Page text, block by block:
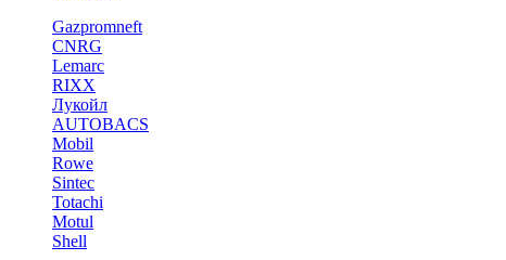
Gazpromneft
CNRG
Lemarc
RIXX
Лукойл
AUTOBACS
Mobil
Rowe
Sintec
Totachi
Motul
Shell